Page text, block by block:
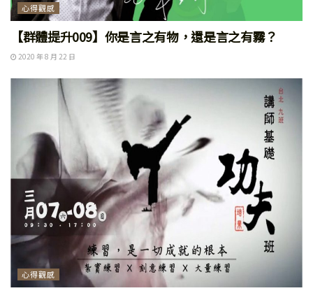
心得觀感
【群體提升009】你是言之有物，還是言之有霧？
2020 年 8 月 22 日
心得觀感